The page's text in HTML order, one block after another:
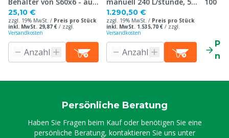
A1/2" o. A3/4"
25,10 €
zzgl. 19% MwSt. / Preis pro Stück
inkl. MwSt. 29,87 € / zzgl.
Versandkosten
bar
1.290,50 €
zzgl. 19% MwSt. / Preis pro Stück
inkl. MwSt. 1.535,70 € / zzgl.
Versandkosten
Persönliche Beratung
Haben Sie Fragen beim Kauf oder benötigen Sie eine
persönliche Beratung, kontaktieren Sie uns unter